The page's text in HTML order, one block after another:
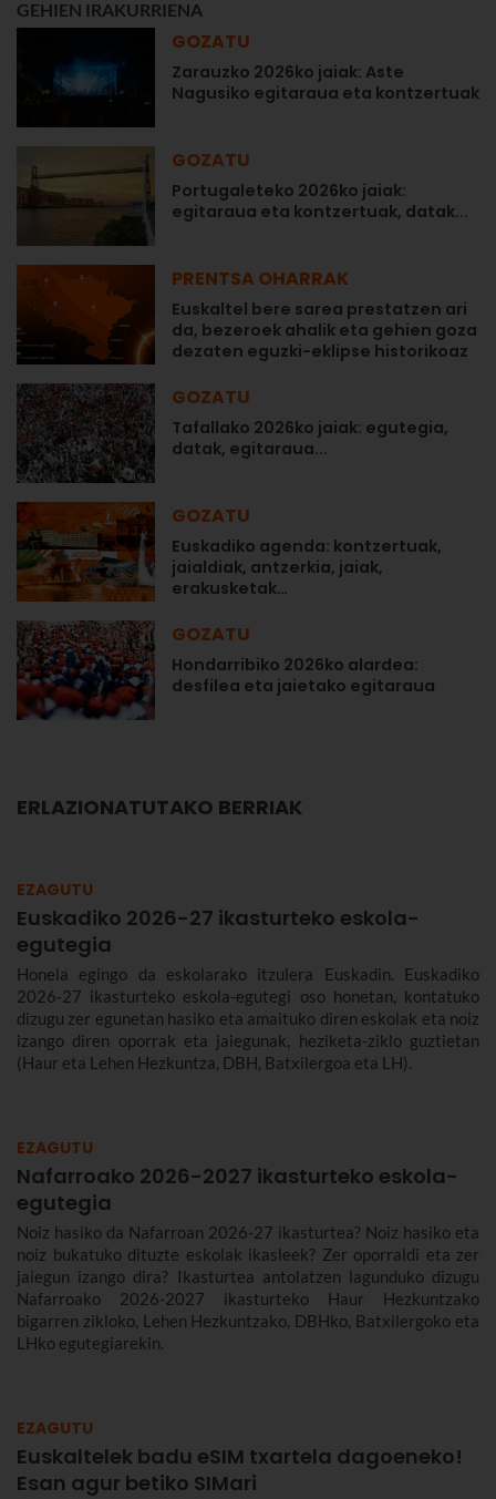
GEHIEN IRAKURRIENA
GOZATU
Zarauzko 2026ko jaiak: Aste
Nagusiko egitaraua eta kontzertuak
GOZATU
Portugaleteko 2026ko jaiak:
egitaraua eta kontzertuak, datak...
PRENTSA OHARRAK
Euskaltel bere sarea prestatzen ari
da, bezeroek ahalik eta gehien goza
dezaten eguzki-eklipse historikoaz
GOZATU
Tafallako 2026ko jaiak: egutegia,
datak, egitaraua...
GOZATU
Euskadiko agenda: kontzertuak,
jaialdiak, antzerkia, jaiak,
erakusketak…
GOZATU
Hondarribiko 2026ko alardea:
desfilea eta jaietako egitaraua
ERLAZIONATUTAKO BERRIAK
EZAGUTU
Euskadiko 2026-27 ikasturteko eskola-
egutegia
Honela egingo da eskolarako itzulera Euskadin. Euskadiko
2026-27 ikasturteko eskola-egutegi oso honetan, kontatuko
dizugu zer egunetan hasiko eta amaituko diren eskolak eta noiz
izango diren oporrak eta jaiegunak, heziketa-ziklo guztietan
(Haur eta Lehen Hezkuntza, DBH, Batxilergoa eta LH).
EZAGUTU
Nafarroako 2026-2027 ikasturteko eskola-
egutegia
Noiz hasiko da Nafarroan 2026-27 ikasturtea? Noiz hasiko eta
noiz bukatuko dituzte eskolak ikasleek? Zer oporraldi eta zer
jaiegun izango dira? Ikasturtea antolatzen lagunduko dizugu
Nafarroako 2026-2027 ikasturteko Haur Hezkuntzako
bigarren zikloko, Lehen Hezkuntzako, DBHko, Batxilergoko eta
LHko egutegiarekin.
EZAGUTU
Euskaltelek badu eSIM txartela dagoeneko!
Esan agur betiko SIMari